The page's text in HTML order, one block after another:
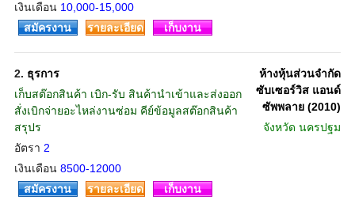
เงินเดือน 10,000-15,000
สมัครงาน รายละเอียด เก็บงาน
2. ธุรการ
เก็บสต๊อกสินค้า เบิก-รับ สินค้านำเข้าและส่งออก
สั่งเบิกจ่ายอะไหล่งานซ่อม คีย์ข้อมูลสต๊อกสินค้า
สรุปร
อัตรา 2
เงินเดือน 8500-12000
ห้างหุ้นส่วนจำกัด
ซับเซอร์วิส แอนด์
ซัพพลาย (2010)
จังหวัด นครปฐม
สมัครงาน รายละเอียด เก็บงาน